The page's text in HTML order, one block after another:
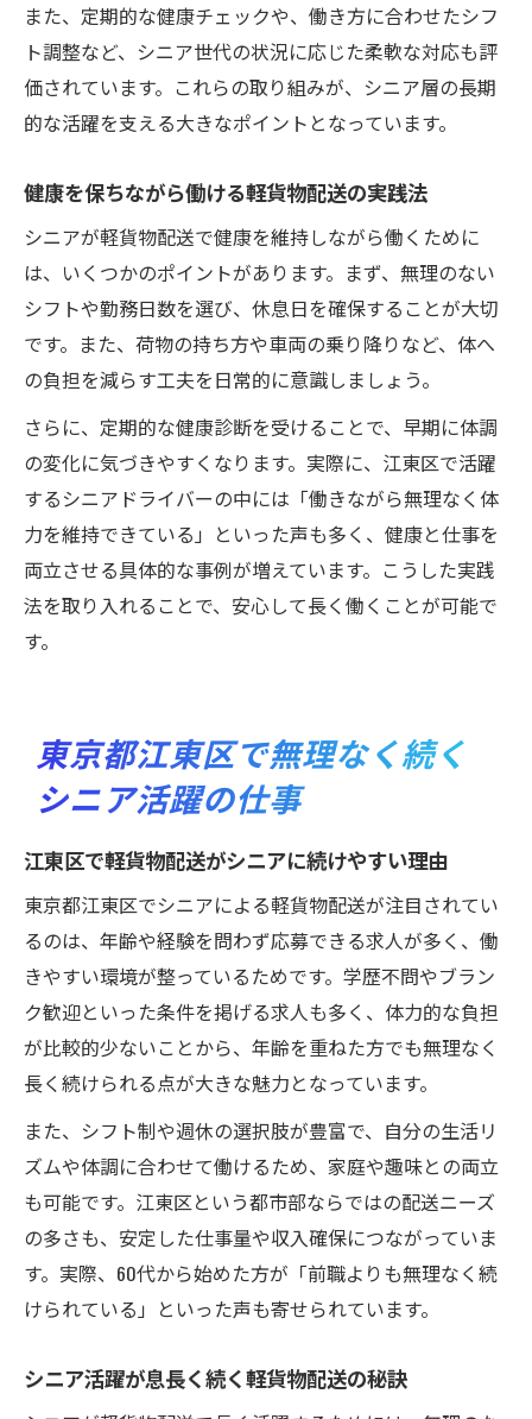
また、定期的な健康チェックや、働き方に合わせたシフ
ト調整など、シニア世代の状況に応じた柔軟な対応も評
価されています。これらの取り組みが、シニア層の長期
的な活躍を支える大きなポイントとなっています。
健康を保ちながら働ける軽貨物配送の実践法
シニアが軽貨物配送で健康を維持しながら働くために
は、いくつかのポイントがあります。まず、無理のない
シフトや勤務日数を選び、休息日を確保することが大切
です。また、荷物の持ち方や車両の乗り降りなど、体へ
の負担を減らす工夫を日常的に意識しましょう。
さらに、定期的な健康診断を受けることで、早期に体調
の変化に気づきやすくなります。実際に、江東区で活躍
するシニアドライバーの中には「働きながら無理なく体
力を維持できている」といった声も多く、健康と仕事を
両立させる具体的な事例が増えています。こうした実践
法を取り入れることで、安心して長く働くことが可能で
す。
東京都江東区で無理なく続く
シニア活躍の仕事
江東区で軽貨物配送がシニアに続けやすい理由
東京都江東区でシニアによる軽貨物配送が注目されてい
るのは、年齢や経験を問わず応募できる求人が多く、働
きやすい環境が整っているためです。学歴不問やブラン
ク歓迎といった条件を掲げる求人も多く、体力的な負担
が比較的少ないことから、年齢を重ねた方でも無理なく
長く続けられる点が大きな魅力となっています。
また、シフト制や週休の選択肢が豊富で、自分の生活リ
ズムや体調に合わせて働けるため、家庭や趣味との両立
も可能です。江東区という都市部ならではの配送ニーズ
の多さも、安定した仕事量や収入確保につながっていま
す。実際、60代から始めた方が「前職よりも無理なく続
けられている」といった声も寄せられています。
シニア活躍が息長く続く軽貨物配送の秘訣